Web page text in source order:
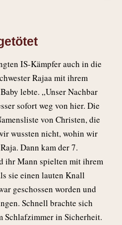
IS-Kämpfer auch in die
Rajaa mit ihrem
lebte. „Unser Nachbar
sofort weg von hier. Die
von Christen, die
wussten nicht, wohin wir
Dann kam der 7.
ihr Mann spielten mit ihrem
sie einen lauten Knall
geschossen worden und
Schnell brachte sich
Schlafzimmer in Sicherheit.